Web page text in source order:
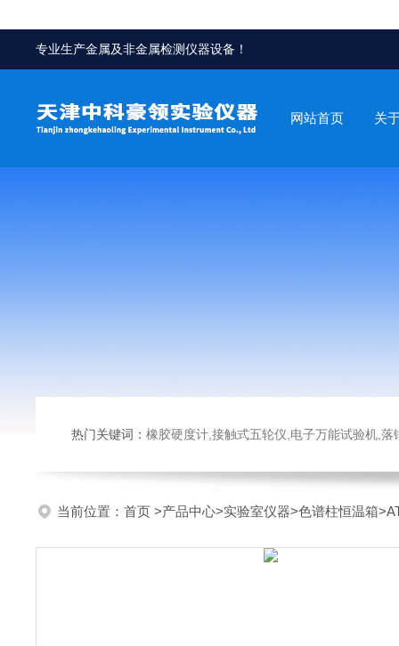
专业生产金属及非金属检测仪器设备！
网站首页 关
热门关键词： 橡胶硬度计,接触式五轮仪,电子万能试验机,落锤冲击试验机,数显
当前位置： 首页 >产品中心>实验室仪器>色谱柱恒温箱